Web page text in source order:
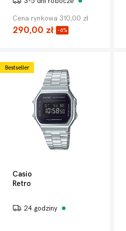
Cena rynkowa 310,00 zł
290,00 zł -6%
Bestseller
Casio
Retro
24 godziny